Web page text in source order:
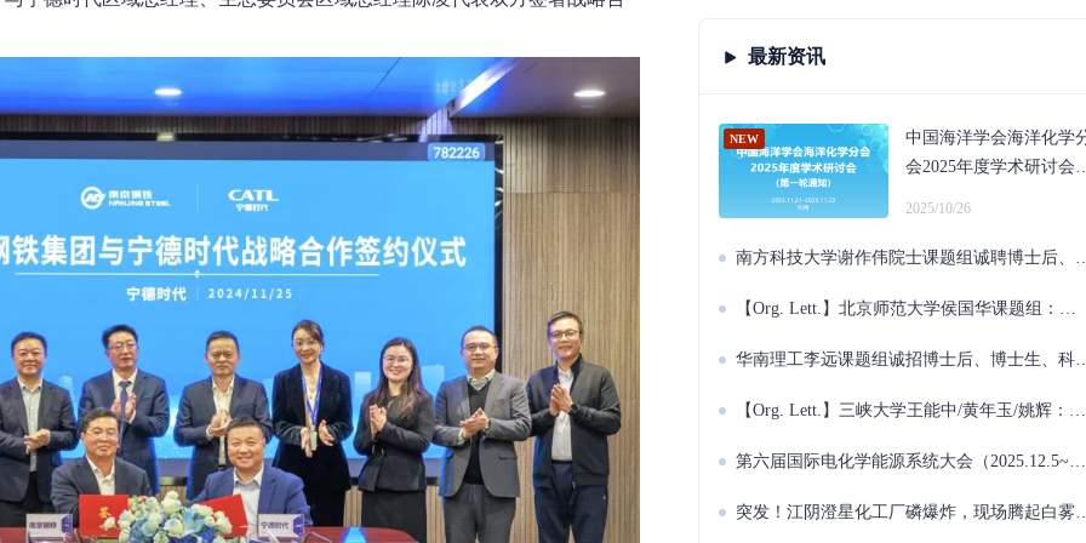
最新资讯
中国海洋学会海洋化学
会2025年度学术研讨会
2025/10/26
南方科技大学谢作伟院士课题组诚聘博士后、研究学者、科研助理
【Org. Lett.】北京师范大学侯国华课题组：铑催化α-氨甲基丙烯酸酯不对称氢化实现手性β-氨基丙酸酯的对映选择性合成
华南理工李远课题组诚招博士后、博士生、科研助理
【Org. Lett.】三峡大学王能中/黄年玉/姚辉：膦介导烯酮与MBH酯的多米诺反应
第六届国际电化学能源系统大会（2025.12.5~12.7 南宁）
突发！江阴澄星化工厂磷爆炸，现场腾起白雾和火光！